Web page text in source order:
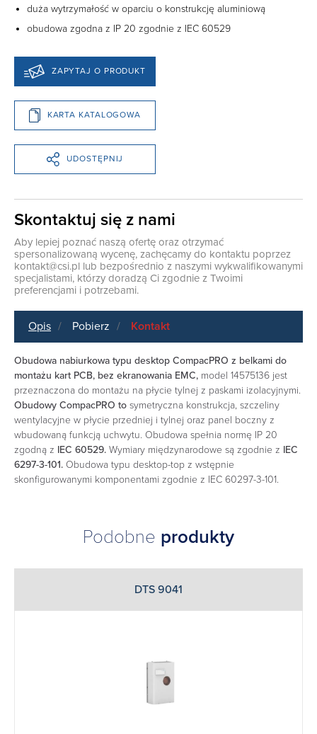
duża wytrzymałość w oparciu o konstrukcję aluminiową
obudowa zgodna z IP 20 zgodnie z IEC 60529
ZAPYTAJ O PRODUKT
KARTA KATALOGOWA
UDOSTĘPNIJ
Skontaktuj się z nami
Aby lepiej poznać naszą ofertę oraz otrzymać
spersonalizowaną wycenę, zachęcamy do kontaktu poprzez
kontakt@csi.pl lub bezpośrednio z naszymi wykwalifikowanymi
specjalistami, którzy doradzą Ci zgodnie z Twoimi
preferencjami i potrzebami.
Opis Pobierz Kontakt
Obudowa nabiurkowa typu desktop CompacPRO z belkami do
montażu kart PCB, bez ekranowania EMC, model 14575136 jest
przeznaczona do montażu na płycie tylnej z paskami izolacyjnymi.
Obudowy CompacPRO to symetryczna konstrukcja, szczeliny
wentylacyjne w płycie przedniej i tylnej oraz panel boczny z
wbudowaną funkcją uchwytu. Obudowa spełnia normę IP 20
zgodną z IEC 60529. Wymiary międzynarodowe są zgodnie z IEC
6297-3-101. Obudowa typu desktop-top z wstępnie
skonfigurowanymi komponentami zgodnie z IEC 60297-3-101.
Podobne produkty
DTS 9041